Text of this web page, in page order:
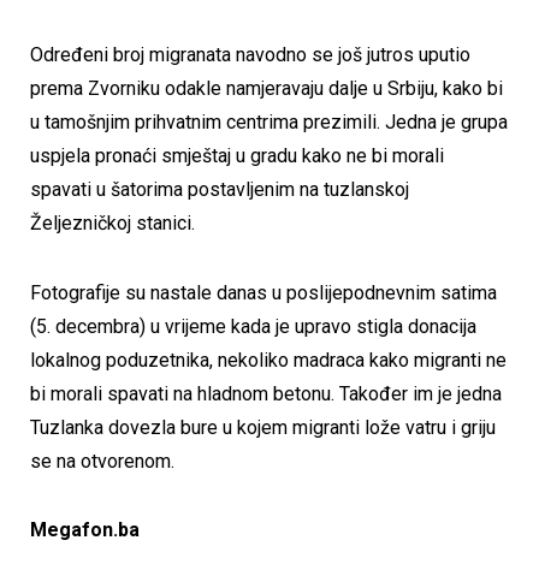
Određeni broj migranata navodno se još jutros uputio
prema Zvorniku odakle namjeravaju dalje u Srbiju, kako bi
u tamošnjim prihvatnim centrima prezimili. Jedna je grupa
uspjela pronaći smještaj u gradu kako ne bi morali
spavati u šatorima postavljenim na tuzlanskoj
Željezničkoj stanici.
Fotografije su nastale danas u poslijepodnevnim satima
(5. decembra) u vrijeme kada je upravo stigla donacija
lokalnog poduzetnika, nekoliko madraca kako migranti ne
bi morali spavati na hladnom betonu. Također im je jedna
Tuzlanka dovezla bure u kojem migranti lože vatru i griju
se na otvorenom.
Megafon.ba